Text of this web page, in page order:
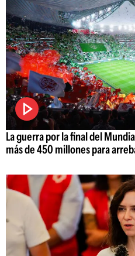
La guerra por la final del
más de 450 millones para